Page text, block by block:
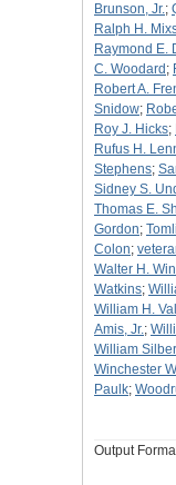
Brunson, Jr.;
Ralph H.
Raymond E.
C. Woodard ;
Robert A.
Snidow;
Roy J. Hicks;
Rufus H.
Stephens;
Sidney S.
Thomas E.
Gordon;
Colon;
Walter H.
Watkins;
William H.
Amis, Jr.;
William
Winchester
Paulk;
Output